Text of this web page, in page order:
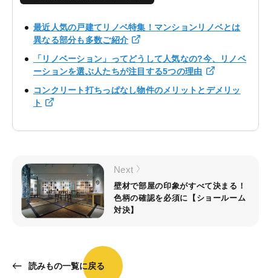
最近人気の戸建てリノベ特集！マンションリノベとは
異なる部分も多数ご紹介
「リノベーション」ってどうして人気なの?今、リノベ
ーションを選ぶ人たちが注目する5つの理由
コンクリート打ちっぱなし物件のメリットとデメリッ
ト
読みもの一覧に戻る
Next
壁材で部屋の印象がすべて決まる！
色柄の確認を必須に【ショールーム
対決】